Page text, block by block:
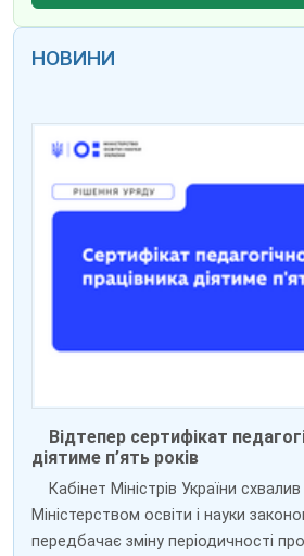
НОВИНИ
Відтепер сертифікат
діятиме п’ять років
Кабінет Міністрів України
Міністерством освіти і науки
передбачає зміну періодичності